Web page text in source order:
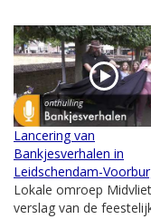
Lancering van
Bankjesverhalen in
Leidschendam-
Lokale omroep
verslag van de